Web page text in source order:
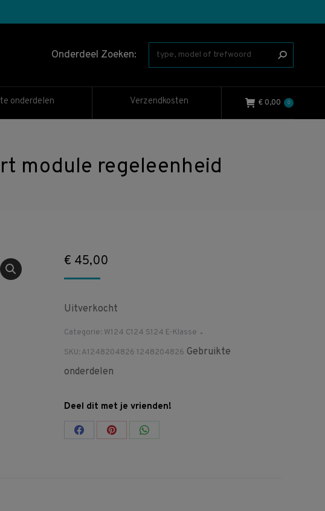
Onderdeel Zoeken:
onderdelen Verzendkosten € 0,00 0
module regeleenheid
€ 45,00
Uitverkocht
Categorie: W124 C124 S124 E-Klasse
SKU:A1248204826 1248204826 Gebruikte
onderdelen
Deel dit met je vrienden!
Share Share Share